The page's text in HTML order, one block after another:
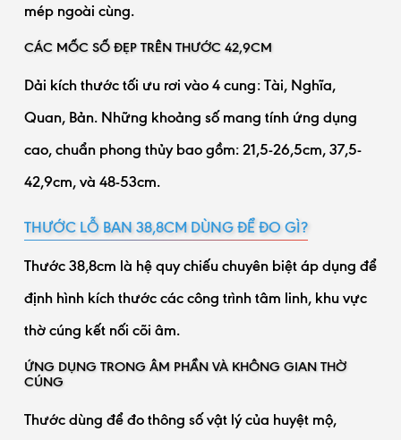
mép ngoài cùng.
CÁC MỐC SỐ ĐẸP TRÊN THƯỚC 42,9CM
Dải kích thước tối ưu rơi vào 4 cung: Tài, Nghĩa,
Quan, Bản. Những khoảng số mang tính ứng dụng
cao, chuẩn phong thủy bao gồm: 21,5-26,5cm, 37,5-
42,9cm, và 48-53cm.
THƯỚC LỖ BAN 38,8CM DÙNG ĐỂ ĐO GÌ?
Thước 38,8cm là hệ quy chiếu chuyên biệt áp dụng để
định hình kích thước các công trình tâm linh, khu vực
thờ cúng kết nối cõi âm.
ỨNG DỤNG TRONG ÂM PHẦN VÀ KHÔNG GIAN THỜ
CÚNG
Thước dùng để đo thông số vật lý của huyệt mộ,